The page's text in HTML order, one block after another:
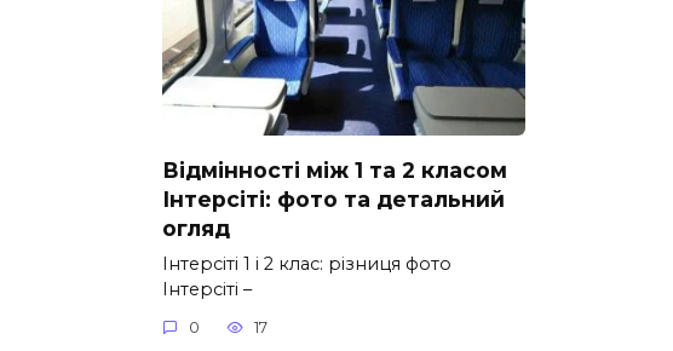
Відмінності між 1 та 2 класом
Інтерсіті: фото та детальний
огляд
Інтерсіті 1 і 2 клас: різниця фото
Інтерсіті –
0 17